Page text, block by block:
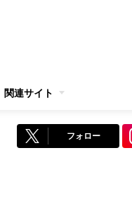
関連サイト
フォロー